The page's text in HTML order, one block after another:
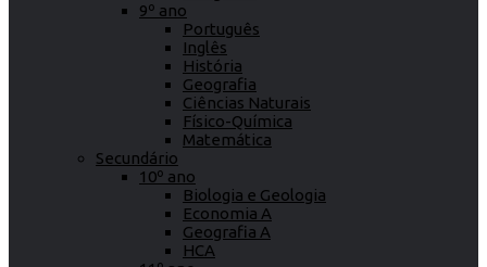
9º ano
Português
Inglês
História
Geografia
Ciências Naturais
Físico-Química
Matemática
Secundário
10º ano
Biologia e Geologia
Economia A
Geografia A
HCA